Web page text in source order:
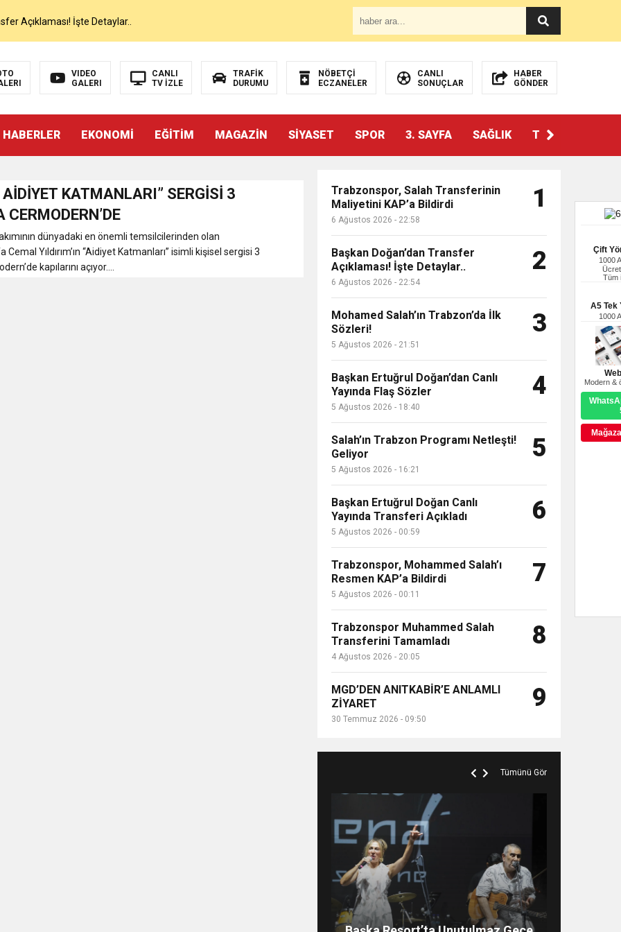
Çift
1000
Tüm
A5 Tek
1000
Modern &
Açıklaması! İşte Detaylar..
İlk Sözleri!
Yayında Transferi Açıkladı
Salah Transferini Tamamladı
VIDEO
GALERI
CANLI
TV İZLE
TRAFİK
DURUMU
NÖBETÇİ
ECZANELER
CANLI
SONUÇLAR
HABER
GÖNDER
HABERLER EKONOMİ EĞİTİM MAGAZİN SİYASET SPOR 3. SAYFA SAĞLIK TEKNOLOJİ
AİDİYET KATMANLARI” SERGİSİ 3
CERMODERN’DE
dünyadaki en önemli temsilcilerinden olan
Yıldırım’ın “Aidiyet Katmanları” isimli kişisel sergisi 3
kapılarını açıyor....
Trabzonspor, Salah Transferinin
Maliyetini KAP’a Bildirdi
6 Ağustos 2026 - 22:58
1
Başkan Doğan’dan Transfer
Açıklaması! İşte Detaylar..
6 Ağustos 2026 - 22:54
2
Mohamed Salah’ın Trabzon’da İlk
Sözleri!
5 Ağustos 2026 - 21:51
3
Başkan Ertuğrul Doğan’dan Canlı
Yayında Flaş Sözler
5 Ağustos 2026 - 18:40
4
Salah’ın Trabzon Programı Netleşti!
Geliyor
5 Ağustos 2026 - 16:21
5
Başkan Ertuğrul Doğan Canlı
Yayında Transferi Açıkladı
5 Ağustos 2026 - 00:59
6
Trabzonspor, Mohammed Salah’ı
Resmen KAP’a Bildirdi
5 Ağustos 2026 - 00:11
7
Trabzonspor Muhammed Salah
Transferini Tamamladı
4 Ağustos 2026 - 20:05
8
MGD’DEN ANITKABİR’E ANLAMLI
ZİYARET
30 Temmuz 2026 - 09:50
9
Tümünü Gör
Rubato Konser Serisi
Müzikseverlerle Buluşmaya SANATÇI, SAHNELERE
SAHNELERİN ALBÜMSÜZ